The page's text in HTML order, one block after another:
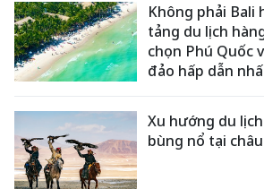
Không phải Bali
tảng du lịch
chọn Phú Quốc
đảo hấp dẫn
Xu hướng du
bùng nổ tại